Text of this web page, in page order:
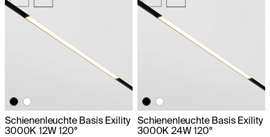
Schienenleuchte Basis Exility
3000K 12W 120°
Schienenleuchte Basis Exility
3000K 24W 120°